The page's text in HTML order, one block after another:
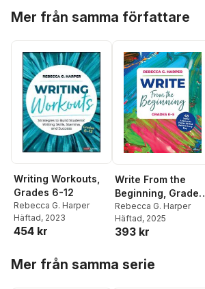
Mer från samma författare
Writing Workouts,
Grades 6-12
Rebecca G. Harper
Häftad, 2023
454 kr
Write From the
Beginning, Grades
K–5
Rebecca G. Harper
Häftad, 2025
393 kr
Mer från samma serie